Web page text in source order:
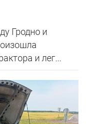
Гродно и
и лег...